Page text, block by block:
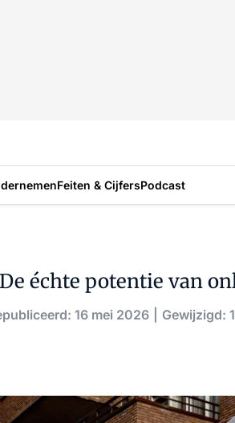
Feiten & CijfersPodcast
échte potentie van
16 mei 2026 Gewijzigd: